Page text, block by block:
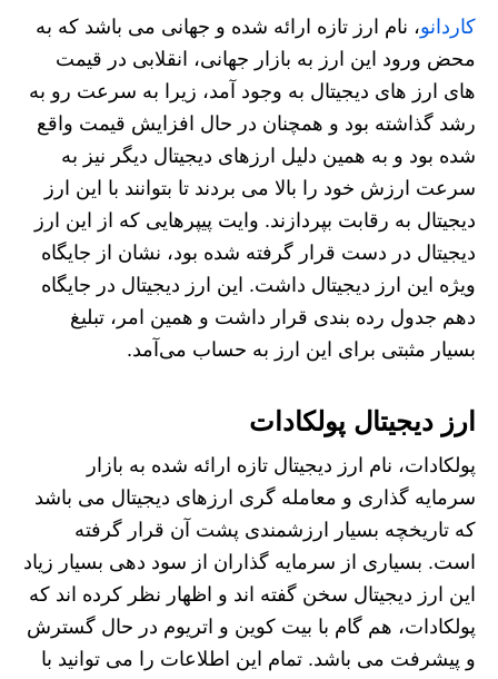
کاردانو، نام ارز تازه ارائه شده و جهانی می باشد که به
محض ورود این ارز به بازار جهانی، انقلابی در قیمت‌
های ارز های دیجیتال به وجود آمد، زیرا به سرعت رو به
رشد گذاشته بود و همچنان در حال افزایش قیمت واقع
شده بود و به همین دلیل ارزهای دیجیتال دیگر نیز به
سرعت ارزش خود را بالا می بردند تا بتوانند با این ارز
دیجیتال به رقابت بپردازند. وایت پیپرهایی که از این ارز
دیجیتال در دست قرار گرفته شده بود، نشان از جایگاه
ویژه این ارز دیجیتال داشت. این ارز دیجیتال در جایگاه
دهم جدول رده بندی قرار داشت و همین امر، تبلیغ
بسیار مثبتی برای این ارز به حساب می‌آمد.
ارز دیجیتال پولکادات
پولکادات، نام ارز دیجیتال تازه ارائه شده به بازار
سرمایه گذاری و معامله گری ارزهای دیجیتال می باشد
که تاریخچه بسیار ارزشمندی پشت آن قرار گرفته
است. بسیاری از سرمایه‌ گذاران از سود دهی بسیار زیاد
این ارز دیجیتال سخن گفته اند و اظهار نظر کرده‌ اند که
پولکادات، هم گام با بیت کوین و اتریوم در حال گسترش
و پیشرفت می باشد. تمام این اطلاعات را می توانید با